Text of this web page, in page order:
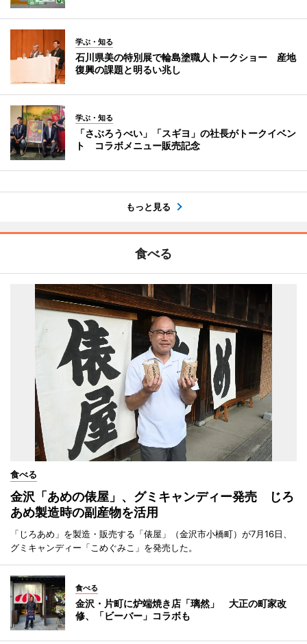
学ぶ・知る
石川県美の特別展で輪島塗職人トークショー 産地
復興の課題と明るい兆し
学ぶ・知る
「さぶろうべい」「スギヨ」の社長がトークイベン
ト コラボメニュー販売記念
もっと見る
食べる
食べる
金沢「あめの俵屋」、グミキャンディー発売 じろ
あめ製造時の副産物を活用
「じろあめ」を製造・販売する「俵屋」（金沢市小橋町）が7月16日、
グミキャンディー「こめぐみこ」を発売した。
食べる
金沢・片町に炉端焼き店「璃然」 大正の町家改
修、「ビーバー」コラボも